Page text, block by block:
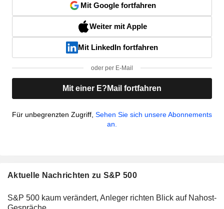
Mit Google fortfahren
Weiter mit Apple
Mit LinkedIn fortfahren
oder per E-Mail
Mit einer E?Mail fortfahren
Für unbegrenzten Zugriff, Sehen Sie sich unsere Abonnements
an.
Aktuelle Nachrichten zu S&P 500
S&P 500 kaum verändert, Anleger richten Blick auf Nahost-